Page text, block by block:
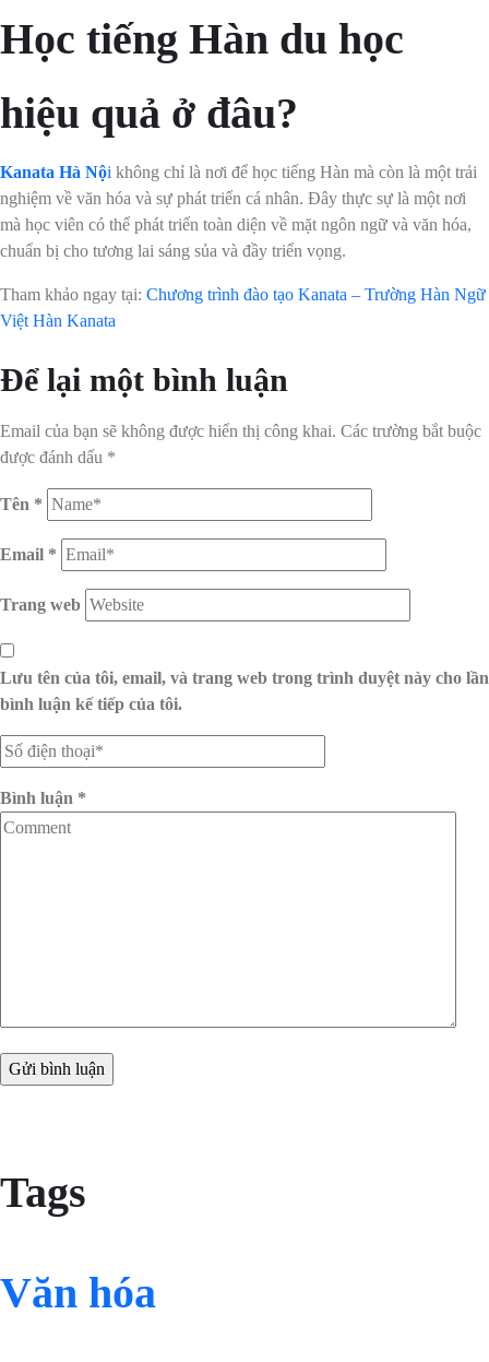
Học tiếng Hàn du học
hiệu quả ở đâu?
Kanata Hà Nội không chỉ là nơi để học tiếng Hàn mà còn là một trải
nghiệm về văn hóa và sự phát triển cá nhân. Đây thực sự là một nơi
mà học viên có thể phát triển toàn diện về mặt ngôn ngữ và văn hóa,
chuẩn bị cho tương lai sáng sủa và đầy triển vọng.
Tham khảo ngay tại: Chương trình đào tạo Kanata – Trường Hàn Ngữ
Việt Hàn Kanata
Để lại một bình luận
Email của bạn sẽ không được hiển thị công khai. Các trường bắt buộc
được đánh dấu *
Tên *
Email *
Trang web
Lưu tên của tôi, email, và trang web trong trình duyệt này cho lần
bình luận kế tiếp của tôi.
Bình luận *
Tags
Văn hóa